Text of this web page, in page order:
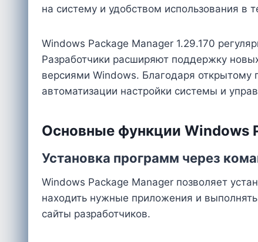
на систему и удобством использования в
Windows Package Manager 1.29.170
Разработчики расширяют поддержку
версиями Windows. Благодаря открытому
автоматизации настройки системы и
Основные функции Windows
Установка программ через
Windows Package Manager позволяет
находить нужные приложения и
сайты разработчиков.